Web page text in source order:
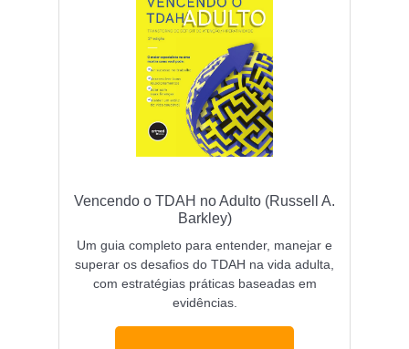
Comprar livros de TCC para TDAH
Vencendo o TDAH no Adulto (Russell A.
Barkley)
Um guia completo para entender, manejar e
superar os desafios do TDAH na vida adulta,
com estratégias práticas baseadas em
evidências.